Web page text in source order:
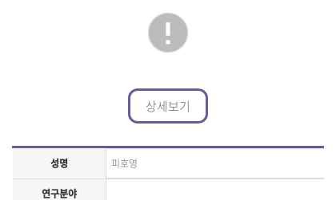
상세보기
성명 피호영
연구분야